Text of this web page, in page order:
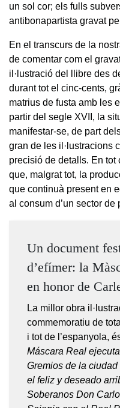
un sol cor; els fulls
antibonapartista gravat
En el transcurs de la
de comentar com el
il·lustració del llibre des
durant tot el cinc-cents,
matrius de fusta amb les
partir del segle XVII, la
manifestar-se, de part
gran de les il·lustracions
precisió de detalls. En tot
que, malgrat tot, la
que continuà present en
al consum d’un sector
Un document
d’efímer: la
en honor de
La millor obra
commemoratiu de
i tot de l’espanyola,
Máscara Real
Gremios de la
el feliz y deseado
Soberanos Don